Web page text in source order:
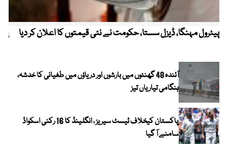
پیٹرول مہنگا، ڈیزل سستا، حکومت نے نئی قیمتوں کا اعلان کر دیا
آئندہ 48 گھنٹوں میں بارشوں اور دریاؤں میں طغیانی کا خدشہ،
ہنگامی تیاریاں تیز
پاکستان کیخلاف ٹیسٹ سیریز ، انگلینڈ کا 16 رکنی اسکواڈ
سامنے آ گیا